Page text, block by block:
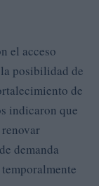
el acceso
posibilidad de
de
indicaron que
demanda